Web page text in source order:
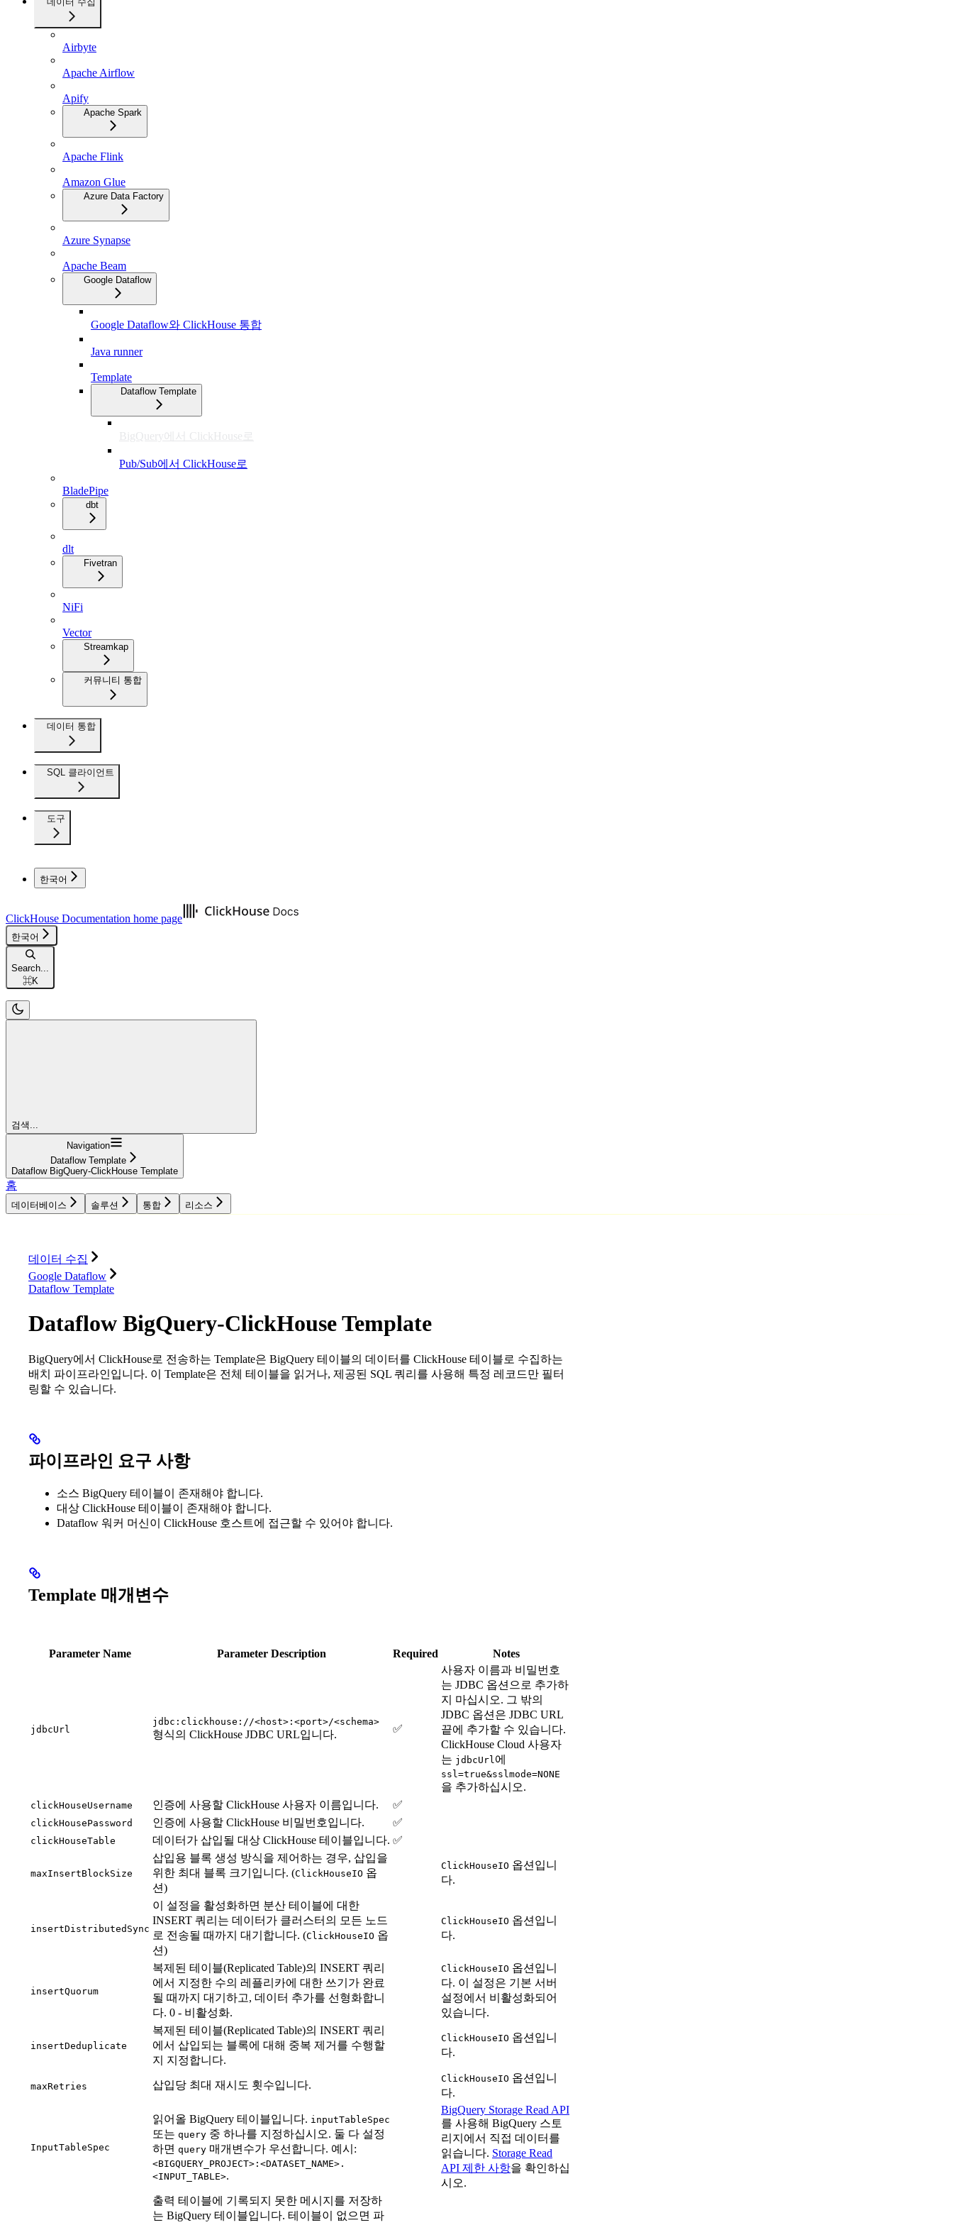
Airbyte
Apache Airflow
Apify
Apache Spark
Apache Flink
Amazon Glue
Azure Data Factory
Azure Synapse
Apache Beam
Google Dataflow
Google Dataflow와 ClickHouse 통합
Java runner
Template
Dataflow Template
BigQuery에서 ClickHouse로
Pub/Sub에서 ClickHouse로
BladePipe
dbt
dlt
Fivetran
NiFi
Vector
Streamkap
커뮤니티 통합
데이터 통합
SQL 클라이언트
도구
한국어
ClickHouse Documentation home page
한국어
Search...
⌘K
검색...
Navigation
Dataflow Template
Dataflow BigQuery-ClickHouse Template
홈
데이터베이스 솔루션 통합 리소스
데이터 수집
Google Dataflow
Dataflow Template
Dataflow BigQuery-ClickHouse Template
BigQuery에서 ClickHouse로 전송하는 Template은 BigQuery 테이블의 데이터를 ClickHouse 테이블로 수집하는
배치 파이프라인입니다. 이 Template은 전체 테이블을 읽거나, 제공된 SQL 쿼리를 사용해 특정 레코드만 필터
링할 수 있습니다.
파이프라인 요구 사항
소스 BigQuery 테이블이 존재해야 합니다.
대상 ClickHouse 테이블이 존재해야 합니다.
Dataflow 워커 머신이 ClickHouse 호스트에 접근할 수 있어야 합니다.
Template 매개변수
Parameter Name Parameter Description Required Notes
jdbcUrl
jdbc:clickhouse://<host>:<port>/<schema>
형식의 ClickHouse JDBC URL입니다. ✅
사용자 이름과 비밀번호
는 JDBC 옵션으로 추가하
지 마십시오. 그 밖의
JDBC 옵션은 JDBC URL
끝에 추가할 수 있습니다.
ClickHouse Cloud 사용자
는 jdbcUrl에
ssl=true&sslmode=NONE
을 추가하십시오.
clickHouseUsername 인증에 사용할 ClickHouse 사용자 이름입니다. ✅
clickHousePassword 인증에 사용할 ClickHouse 비밀번호입니다. ✅
clickHouseTable 데이터가 삽입될 대상 ClickHouse 테이블입니다. ✅
maxInsertBlockSize
삽입용 블록 생성 방식을 제어하는 경우, 삽입을
위한 최대 블록 크기입니다. (ClickHouseIO 옵
션)
ClickHouseIO 옵션입니
다.
insertDistributedSync
이 설정을 활성화하면 분산 테이블에 대한
INSERT 쿼리는 데이터가 클러스터의 모든 노드
로 전송될 때까지 대기합니다. (ClickHouseIO 옵
션)
ClickHouseIO 옵션입니
다.
insertQuorum
복제된 테이블(Replicated Table)의 INSERT 쿼리
에서 지정한 수의 레플리카에 대한 쓰기가 완료
될 때까지 대기하고, 데이터 추가를 선형화합니
다. 0 - 비활성화.
ClickHouseIO 옵션입니
다. 이 설정은 기본 서버
설정에서 비활성화되어
있습니다.
insertDeduplicate
복제된 테이블(Replicated Table)의 INSERT 쿼리
에서 삽입되는 블록에 대해 중복 제거를 수행할
지 지정합니다.
ClickHouseIO 옵션입니
다.
maxRetries 삽입당 최대 재시도 횟수입니다.
ClickHouseIO 옵션입니
다.
InputTableSpec
읽어올 BigQuery 테이블입니다. inputTableSpec
또는 query 중 하나를 지정하십시오. 둘 다 설정
하면 query 매개변수가 우선합니다. 예시:
<BIGQUERY_PROJECT>:<DATASET_NAME>.
<INPUT_TABLE>.
BigQuery Storage Read API
를 사용해 BigQuery 스토
리지에서 직접 데이터를
읽습니다. Storage Read
API 제한 사항을 확인하십
시오.
출력 테이블에 기록되지 못한 메시지를 저장하
는 BigQuery 테이블입니다. 테이블이 없으면 파